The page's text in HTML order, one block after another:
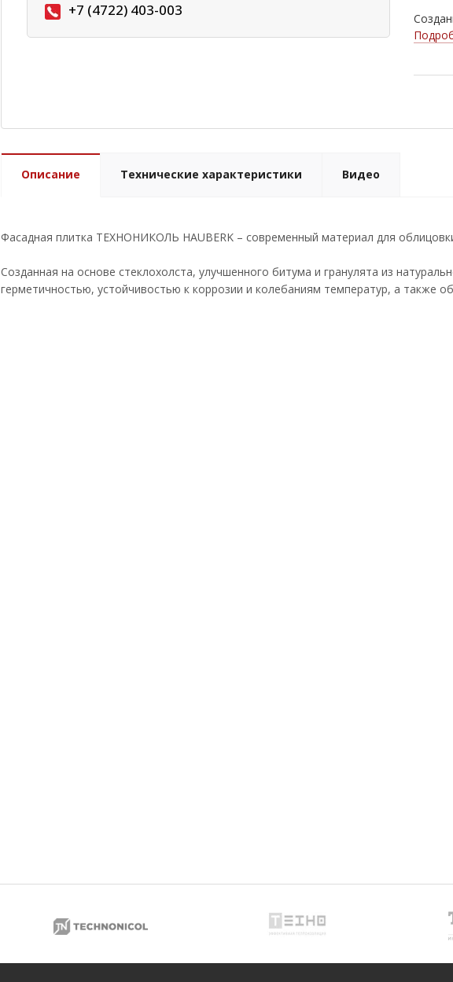
+7 (4722) 403-003
Описание Технические характеристики Видео
Фасадная плитка ТЕХНОНИКОЛЬ HAUBERK – современный материал для
Созданная на основе стеклохолста, улучшенного битума и гранулята из
герметичностью, устойчивостью к коррозии и колебаниям температур, а также